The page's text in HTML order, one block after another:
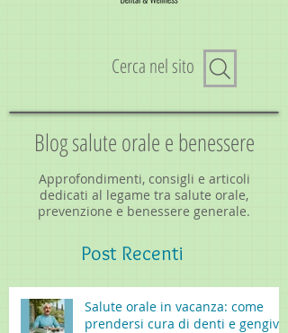
Cerca nel sito
Blog salute orale e benessere
Approfondimenti, consigli e articoli
dedicati al legame tra salute orale,
prevenzione e benessere generale.
Post Recenti
Salute orale in vacanza: come
prendersi cura di denti e gengive